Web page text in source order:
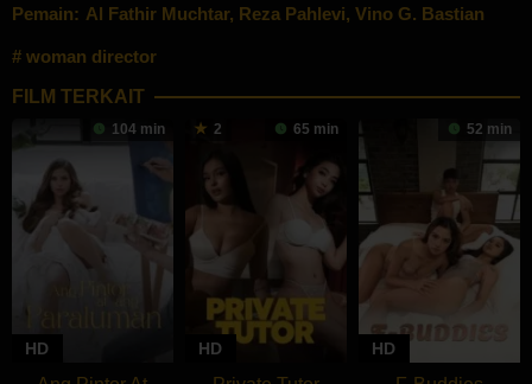
Pemain: Al Fathir Muchtar, Reza Pahlevi, Vino G. Bastian
woman director
FILM TERKAIT
104 min
HD
2 65 min
HD
52 min
HD